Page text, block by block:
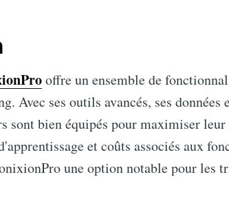
offre un ensemble de
Avec ses outils avancés, ses
sont bien équipés pour maximiser
et coûts associés aux
une option notable pour les